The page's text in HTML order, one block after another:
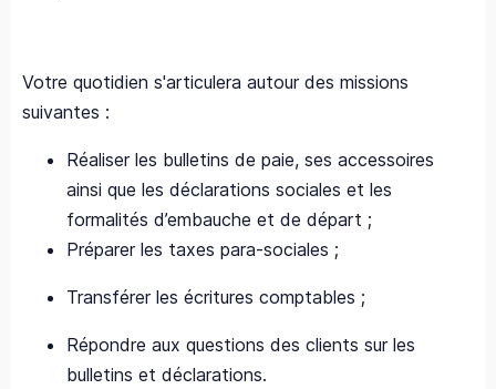
Votre quotidien s'articulera autour des missions
suivantes :
Réaliser les bulletins de paie, ses accessoires
ainsi que les déclarations sociales et les
formalités d’embauche et de départ ;
Préparer les taxes para-sociales ;
Transférer les écritures comptables ;
Répondre aux questions des clients sur les
bulletins et déclarations.